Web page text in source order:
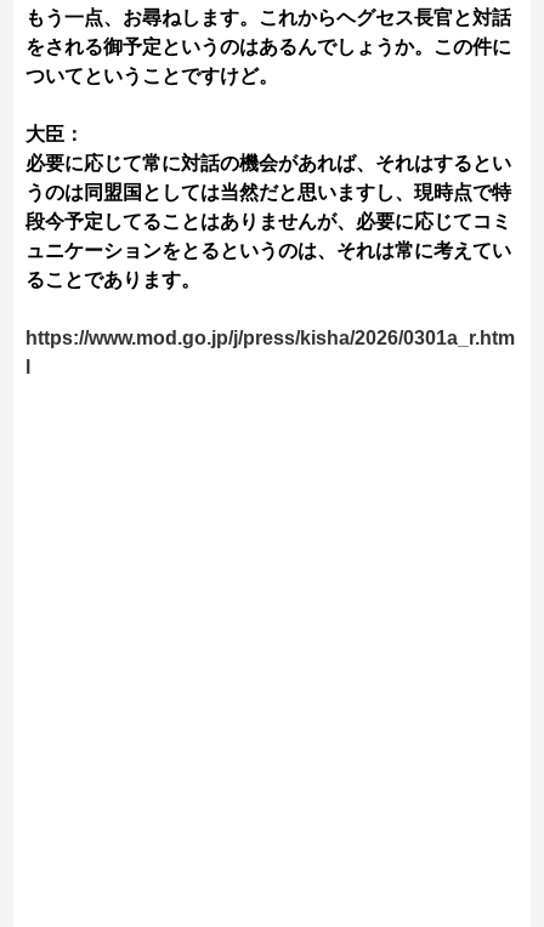
もう一点、お尋ねします。これからヘグセス長官と対話
をされる御予定というのはあるんでしょうか。この件に
ついてということですけど。
大臣：
必要に応じて常に対話の機会があれば、それはするとい
うのは同盟国としては当然だと思いますし、現時点で特
段今予定してることはありませんが、必要に応じてコミ
ュニケーションをとるというのは、それは常に考えてい
ることであります。
https://www.mod.go.jp/j/press/kisha/2026/0301a_r.htm